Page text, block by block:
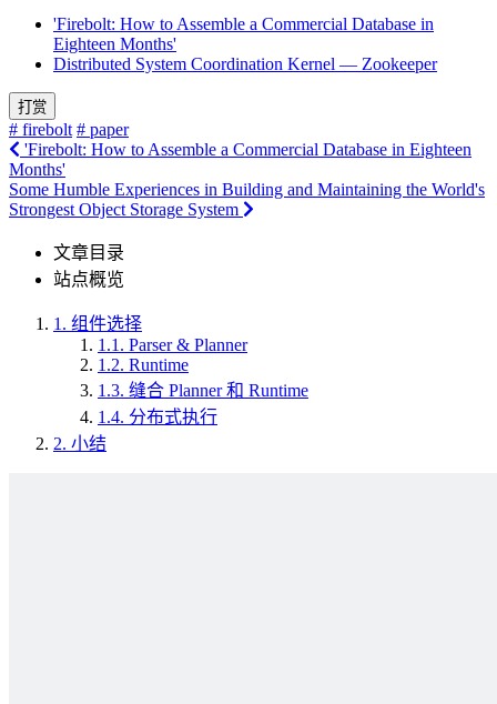
'Firebolt: How to Assemble a Commercial Database in
Eighteen Months'
Distributed System Coordination Kernel — Zookeeper
打赏
# firebolt # paper
'Firebolt: How to Assemble a Commercial Database in Eighteen
Months'
Some Humble Experiences in Building and Maintaining the World's
Strongest Object Storage System
文章目录
站点概览
1. 组件选择
1.1. Parser & Planner
1.2. Runtime
1.3. 缝合 Planner 和 Runtime
1.4. 分布式执行
2. 小结